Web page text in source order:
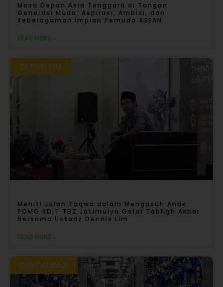
Masa Depan Asia Tenggara di Tangan
Generasi Muda: Aspirasi, Ambisi, dan
Keberagaman Impian Pemuda ASEAN
READ MORE »
DENNIS LIM
Meniti Jalan Taqwa dalam Mengasuh Anak:
POMG SDIT TBZ Jatimulya Gelar Tabligh Akbar
Bersama Ustadz Dennis Lim
READ MORE »
DIGITALISASI